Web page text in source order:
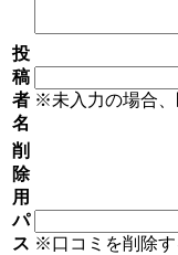
投
稿
者
名
※未入力の場合、
削
除
用
パ
ス ※口コミを削除す